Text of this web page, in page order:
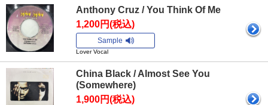
Anthony Cruz / You Think Of Me
1,200円(税込)
Sample
Lover Vocal
China Black / Almost See You
(Somewhere)
1,900円(税込)